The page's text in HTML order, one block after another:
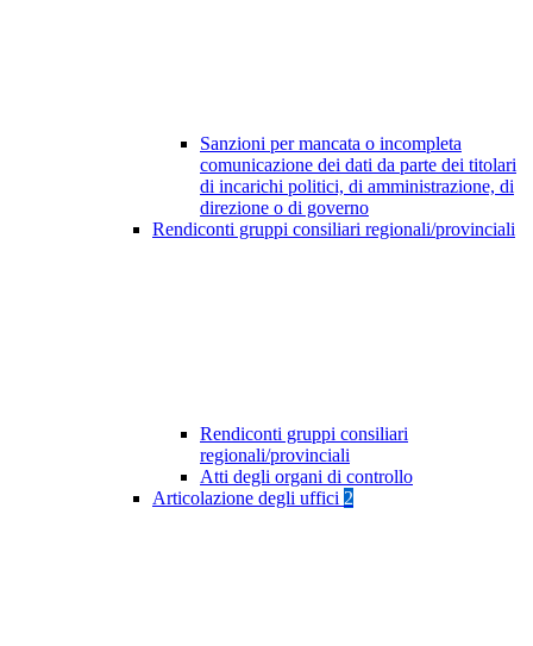
Sanzioni per mancata o incompleta
comunicazione dei dati da parte dei titolari
di incarichi politici, di amministrazione, di
direzione o di governo
Rendiconti gruppi consiliari regionali/provinciali
Rendiconti gruppi consiliari
regionali/provinciali
Atti degli organi di controllo
Articolazione degli uffici 2